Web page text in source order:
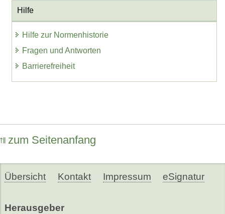
Hilfe
Hilfe zur Normenhistorie
Fragen und Antworten
Barrierefreiheit
zum Seitenanfang
Übersicht Kontakt Impressum eSignatur
Herausgeber